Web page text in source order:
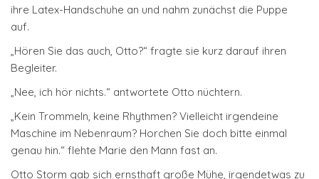
ihre Latex-Handschuhe an und nahm zunächst die Puppe
auf.
„Hören Sie das auch, Otto?“ fragte sie kurz darauf ihren
Begleiter.
„Nee, ich hör nichts.“ antwortete Otto nüchtern.
„Kein Trommeln, keine Rhythmen? Vielleicht irgendeine
Maschine im Nebenraum? Horchen Sie doch bitte einmal
genau hin.“ flehte Marie den Mann fast an.
Otto Storm gab sich ernsthaft große Mühe, irgendetwas zu